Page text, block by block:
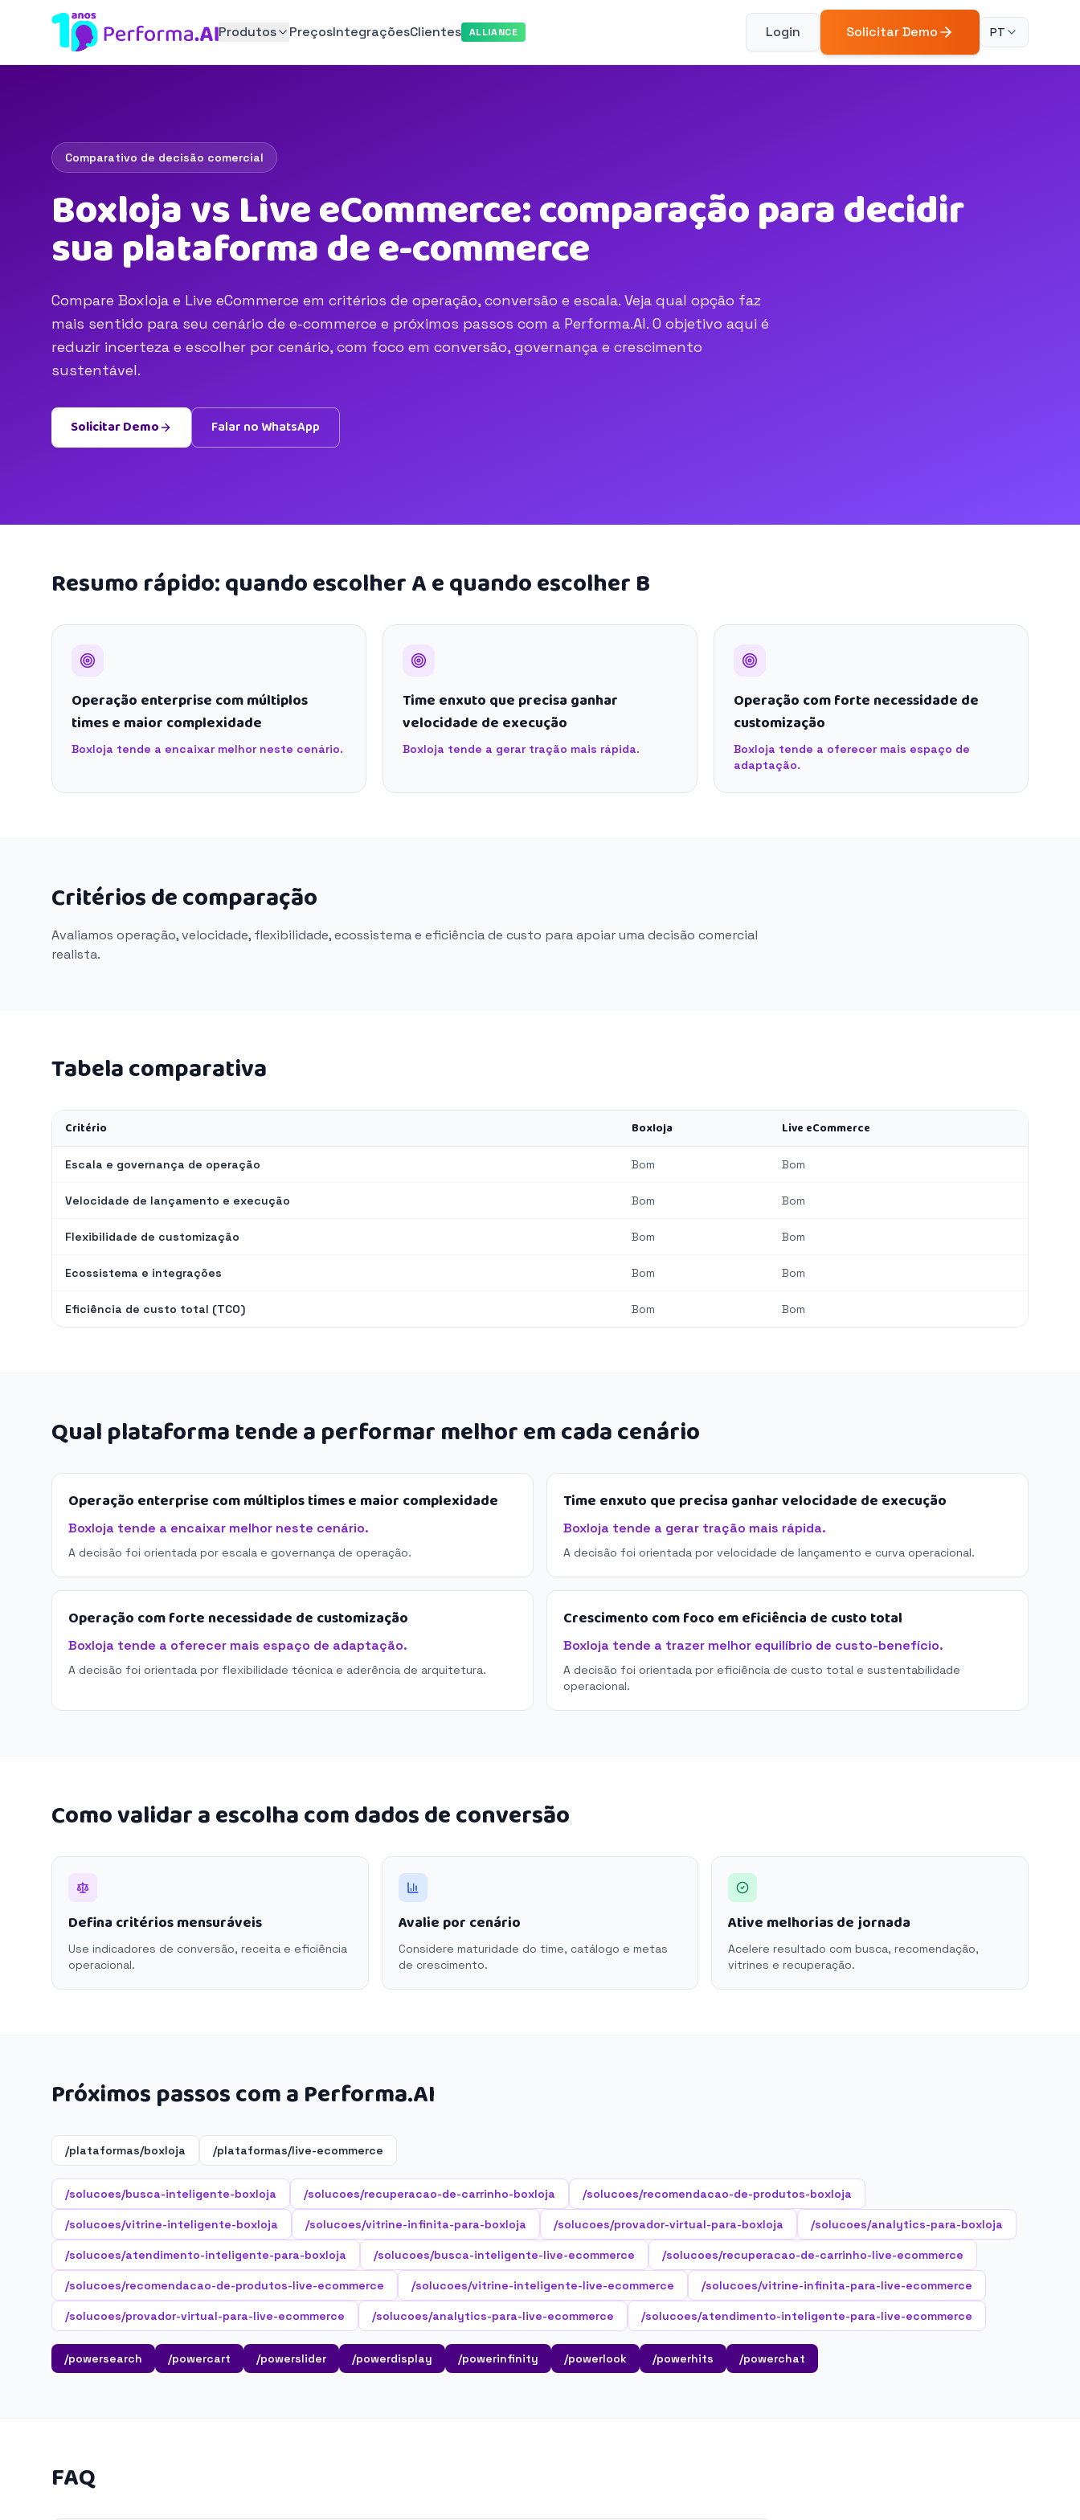
Produtos PreçosIntegraçõesClientes ALLIANCE Login Solicitar Demo PT
Comparativo de decisão comercial
Boxloja vs Live eCommerce: comparação para decidir
sua plataforma de e-commerce
Compare Boxloja e Live eCommerce em critérios de operação, conversão e escala. Veja qual opção faz
mais sentido para seu cenário de e-commerce e próximos passos com a Performa.AI. O objetivo aqui é
reduzir incerteza e escolher por cenário, com foco em conversão, governança e crescimento
sustentável.
Solicitar Demo Falar no WhatsApp
Resumo rápido: quando escolher A e quando escolher B
Operação enterprise com múltiplos
times e maior complexidade
Boxloja tende a encaixar melhor neste cenário.
Time enxuto que precisa ganhar
velocidade de execução
Boxloja tende a gerar tração mais rápida.
Operação com forte necessidade de
customização
Boxloja tende a oferecer mais espaço de
adaptação.
Critérios de comparação
Avaliamos operação, velocidade, flexibilidade, ecossistema e eficiência de custo para apoiar uma decisão comercial
realista.
Tabela comparativa
Critério Boxloja Live eCommerce
Escala e governança de operação Bom Bom
Velocidade de lançamento e execução Bom Bom
Flexibilidade de customização Bom Bom
Ecossistema e integrações Bom Bom
Eficiência de custo total (TCO) Bom Bom
Qual plataforma tende a performar melhor em cada cenário
Operação enterprise com múltiplos times e maior complexidade
Boxloja tende a encaixar melhor neste cenário.
A decisão foi orientada por escala e governança de operação.
Time enxuto que precisa ganhar velocidade de execução
Boxloja tende a gerar tração mais rápida.
A decisão foi orientada por velocidade de lançamento e curva operacional.
Operação com forte necessidade de customização
Boxloja tende a oferecer mais espaço de adaptação.
A decisão foi orientada por flexibilidade técnica e aderência de arquitetura.
Crescimento com foco em eficiência de custo total
Boxloja tende a trazer melhor equilíbrio de custo-benefício.
A decisão foi orientada por eficiência de custo total e sustentabilidade
operacional.
Como validar a escolha com dados de conversão
Defina critérios mensuráveis
Use indicadores de conversão, receita e eficiência
operacional.
Avalie por cenário
Considere maturidade do time, catálogo e metas
de crescimento.
Ative melhorias de jornada
Acelere resultado com busca, recomendação,
vitrines e recuperação.
Próximos passos com a Performa.AI
/plataformas/boxloja /plataformas/live-ecommerce
/solucoes/busca-inteligente-boxloja /solucoes/recuperacao-de-carrinho-boxloja /solucoes/recomendacao-de-produtos-boxloja
/solucoes/vitrine-inteligente-boxloja /solucoes/vitrine-infinita-para-boxloja /solucoes/provador-virtual-para-boxloja /solucoes/analytics-para-boxloja
/solucoes/atendimento-inteligente-para-boxloja /solucoes/busca-inteligente-live-ecommerce /solucoes/recuperacao-de-carrinho-live-ecommerce
/solucoes/recomendacao-de-produtos-live-ecommerce /solucoes/vitrine-inteligente-live-ecommerce /solucoes/vitrine-infinita-para-live-ecommerce
/solucoes/provador-virtual-para-live-ecommerce /solucoes/analytics-para-live-ecommerce /solucoes/atendimento-inteligente-para-live-ecommerce
/powersearch /powercart /powerslider /powerdisplay /powerinfinity /powerlook /powerhits /powerchat
FAQ